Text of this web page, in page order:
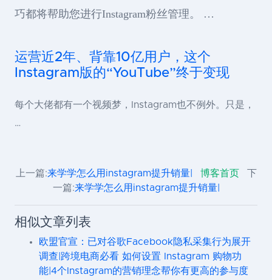
巧都将帮助您进行Instagram粉丝管理。 …
运营近2年、背靠10亿用户，这个
Instagram版的“YouTube”终于变现
每个大佬都有一个视频梦，Instagram也不例外。只是，
…
上一篇:来学学怎么用instagram提升销量| 博客首页
下
一篇:来学学怎么用instagram提升销量|
相似文章列表
欧盟官宣：已对谷歌Facebook隐私采集行为展开
调查|跨境电商必看 如何设置 Instagram 购物功
能|4个Instagram的营销理念帮你有更高的参与度